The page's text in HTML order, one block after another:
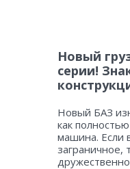
Новый
серии!
Новый БАЗ
как
машина. Если
заграничное,